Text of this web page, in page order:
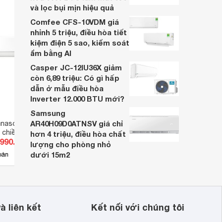
Inverter
CU/CS-
gas R-32đ
Điều hòa Panasonic Inverter
18000 BTU 1 chiều CU/CS-
U18ZKH-8 gas R-32
Giá từ 13.414.500 đ
và lọc bụi mịn hiệu quả
Comfee CFS-10VDM giá
nhỉnh 5 triệu, điều hòa tiết
kiệm điện 5 sao, kiểm soát
ẩm bằng AI
Casper JC-12IU36X giảm
còn 6,89 triệu: Có gì hấp
dẫn ở mẫu điều hòa
Inverter 12.000 BTU mới?
Samsung
AR40H09D0ATNSV giá chỉ
hơn 4 triệu, điều hòa chất
lượng cho phòng nhỏ
dưới 15m2
liên kết Kết nối với chúng tôi